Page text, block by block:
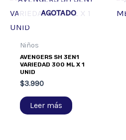
AGOTADO
Niños
AVENGERS SH 3EN1
VARIEDAD 300 ML X 1
UNID
$3.990
Leer más